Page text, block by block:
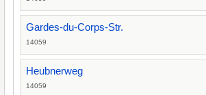
Gardes-du-Corps-Str.
14059
Heubnerweg
14059